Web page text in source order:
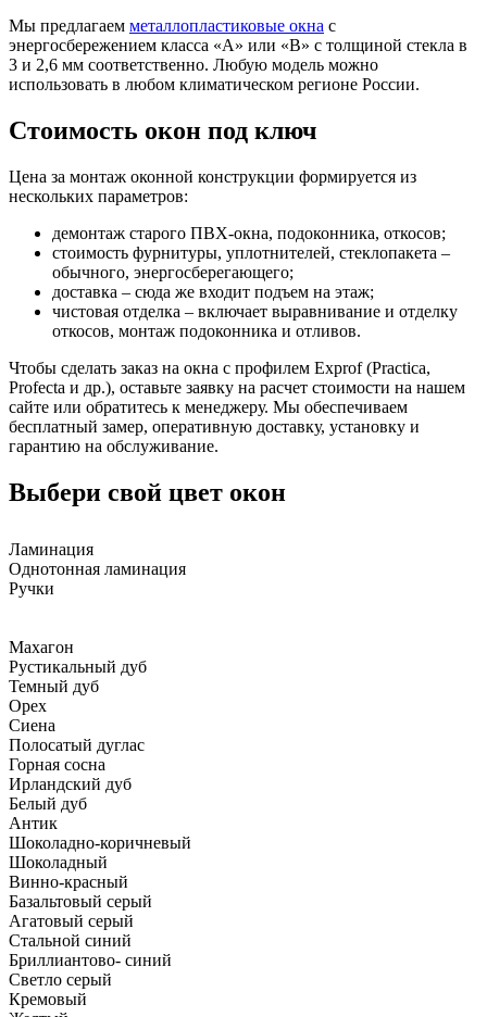
Мы предлагаем металлопластиковые окна с
энергосбережением класса «А» или «В» с толщиной стекла в
3 и 2,6 мм соответственно. Любую модель можно
использовать в любом климатическом регионе России.
Стоимость окон под ключ
Цена за монтаж оконной конструкции формируется из
нескольких параметров:
демонтаж старого ПВХ-окна, подоконника, откосов;
стоимость фурнитуры, уплотнителей, стеклопакета –
обычного, энергосберегающего;
доставка – сюда же входит подъем на этаж;
чистовая отделка – включает выравнивание и отделку
откосов, монтаж подоконника и отливов.
Чтобы сделать заказ на окна с профилем Exprof (Practica,
Profecta и др.), оставьте заявку на расчет стоимости на нашем
сайте или обратитесь к менеджеру. Мы обеспечиваем
бесплатный замер, оперативную доставку, установку и
гарантию на обслуживание.
Выбери свой цвет окон
Ламинация
Однотонная ламинация
Ручки
Махагон
Рустикальный дуб
Темный дуб
Орех
Сиена
Полосатый дуглас
Горная сосна
Ирландский дуб
Белый дуб
Антик
Шоколадно-коричневый
Шоколадный
Винно-красный
Базальтовый серый
Агатовый серый
Стальной синий
Бриллиантово- синий
Светло серый
Кремовый